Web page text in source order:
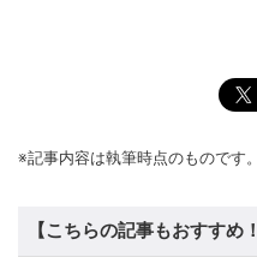
※記事内容は執筆時点のものです
【こちらの記事もおすすめ！